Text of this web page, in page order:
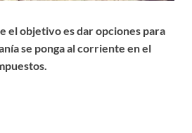
el objetivo es dar opciones para
se ponga al corriente en el